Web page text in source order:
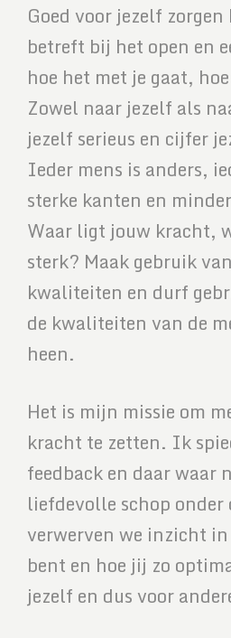
Goed voor jezelf
betreft bij het open en
hoe het met je gaat,
Zowel naar jezelf als
jezelf serieus en cijfer
Ieder mens is anders,
sterke kanten en
Waar ligt jouw kracht,
sterk? Maak gebruik
kwaliteiten en durf
de kwaliteiten van de
heen.
Het is mijn missie om
kracht te zetten. Ik
feedback en daar waar
liefdevolle schop
verwerven we inzicht
bent en hoe jij zo
jezelf en dus voor